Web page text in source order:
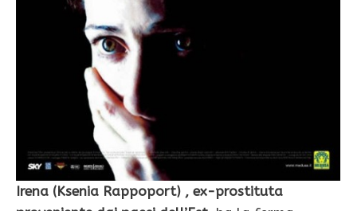
Irena (Ksenia Rappoport) , ex-prostituta